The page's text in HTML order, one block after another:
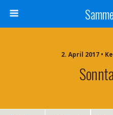
2. April 2017 •